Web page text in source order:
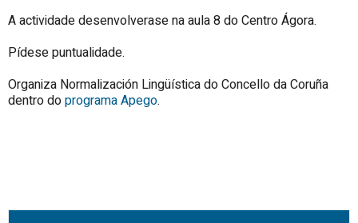
A actividade desenvolverase na aula 8 do Centro Ágora.
Pídese puntualidade.
Organiza Normalización Lingüística do Concello da Coruña
dentro doprograma Apego.